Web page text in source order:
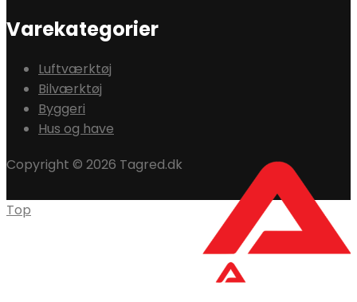
Varekategorier
Luftværktøj
Bilværktøj
Byggeri
Hus og have
Copyright © 2026 Tagred.dk
Top